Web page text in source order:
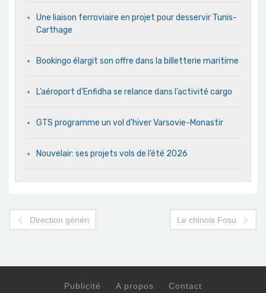
Une liaison ferroviaire en projet pour desservir Tunis-
Carthage
Bookingo élargit son offre dans la billetterie maritime
L’aéroport d’Enfidha se relance dans l’activité cargo
GTS programme un vol d’hiver Varsovie-Monastir
Nouvelair: ses projets vols de l’été 2026
Direction générale de l'ONTT: passage de témoin
Le chinois Fosun
Publicité A propos Contact